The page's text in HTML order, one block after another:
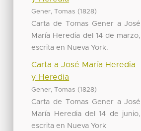
Gener, Tomas (1828)
Carta de Tomas Gener a José
María Heredia del 14 de marzo,
escrita en Nueva York.
Carta a José María Heredia
y Heredia
Gener, Tomas (1828)
Carta de Tomas Gener a José
María Heredia del 14 de junio,
escrita en Nueva York